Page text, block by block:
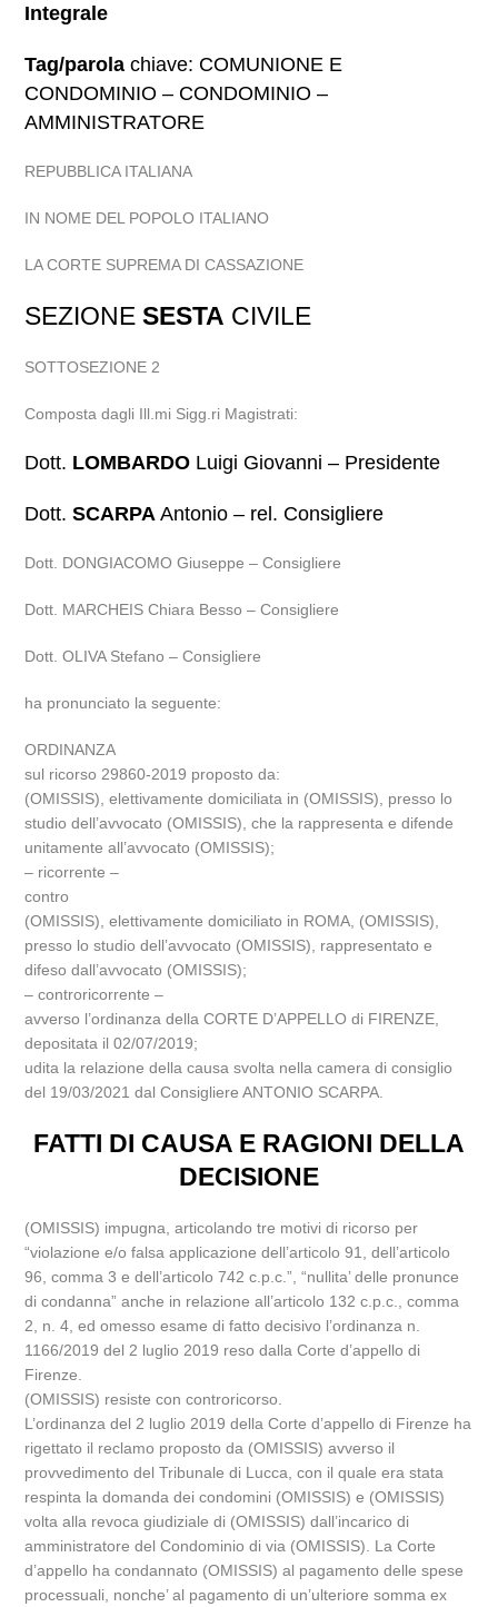
Integrale
Tag/parola chiave: COMUNIONE E
CONDOMINIO – CONDOMINIO –
AMMINISTRATORE
REPUBBLICA ITALIANA
IN NOME DEL POPOLO ITALIANO
LA CORTE SUPREMA DI CASSAZIONE
SEZIONESESTA CIVILE
SOTTOSEZIONE 2
Composta dagli Ill.mi Sigg.ri Magistrati:
Dott. LOMBARDO Luigi Giovanni – Presidente
Dott.SCARPA Antonio – rel. Consigliere
Dott. DONGIACOMO Giuseppe – Consigliere
Dott. MARCHEIS Chiara Besso – Consigliere
Dott. OLIVA Stefano – Consigliere
ha pronunciato la seguente:
ORDINANZA
sul ricorso 29860-2019 proposto da:
(OMISSIS), elettivamente domiciliata in (OMISSIS), presso lo
studio dell’avvocato (OMISSIS), che la rappresenta e difende
unitamente all’avvocato (OMISSIS);
– ricorrente –
contro
(OMISSIS), elettivamente domiciliato in ROMA, (OMISSIS),
presso lo studio dell’avvocato (OMISSIS), rappresentato e
difeso dall’avvocato (OMISSIS);
– controricorrente –
avverso l’ordinanza della CORTE D’APPELLO di FIRENZE,
depositata il 02/07/2019;
udita la relazione della causa svolta nella camera di consiglio
del 19/03/2021 dal Consigliere ANTONIO SCARPA.
FATTI DI CAUSA E RAGIONI DELLA
DECISIONE
(OMISSIS) impugna, articolando tre motivi di ricorso per
“violazione e/o falsa applicazione dell’articolo 91, dell’articolo
96, comma 3 e dell’articolo 742 c.p.c.”, “nullita’ delle pronunce
di condanna” anche in relazione all’articolo 132 c.p.c., comma
2, n. 4, ed omesso esame di fatto decisivo l’ordinanza n.
1166/2019 del 2 luglio 2019 reso dalla Corte d’appello di
Firenze.
(OMISSIS) resiste con controricorso.
L’ordinanza del 2 luglio 2019 della Corte d’appello di Firenze ha
rigettato il reclamo proposto da (OMISSIS) avverso il
provvedimento del Tribunale di Lucca, con il quale era stata
respinta la domanda dei condomini (OMISSIS) e (OMISSIS)
volta alla revoca giudiziale di (OMISSIS) dall’incarico di
amministratore del Condominio di via (OMISSIS). La Corte
d’appello ha condannato (OMISSIS) al pagamento delle spese
processuali, nonche’ al pagamento di un’ulteriore somma ex